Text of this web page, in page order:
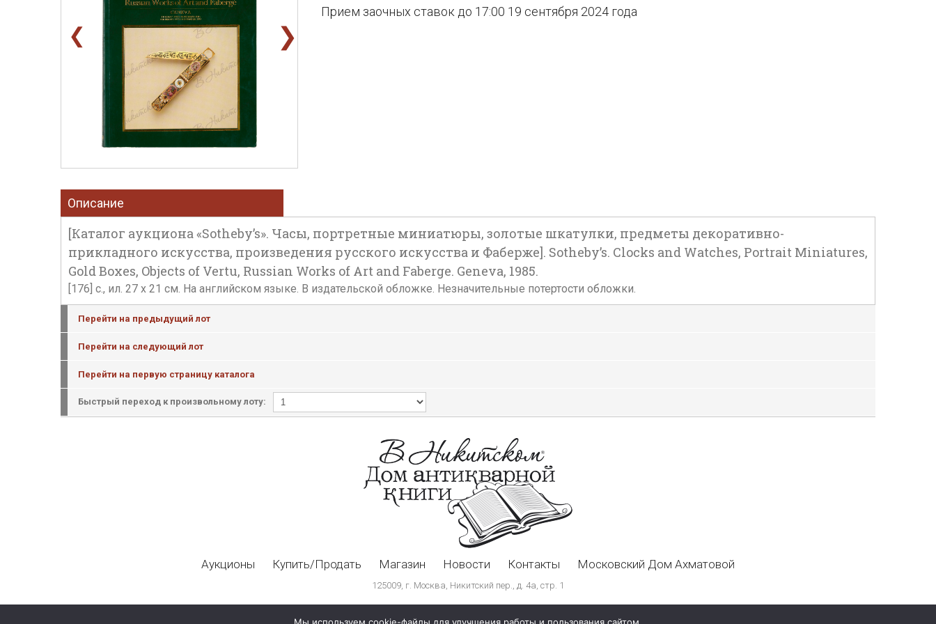
❮ ❯
Прием заочных ставок до 17:00 19 сентября 2024 года
Описание
[Каталог аукциона «Sotheby’s». Часы, портретные миниатюры, золотые шкатулки, предметы декоративно-
прикладного искусства, произведения русского искусства и Фаберже]. Sotheby’s. Clocks and Watches, Portrait Miniatures,
Gold Boxes, Objects of Vertu, Russian Works of Art and Faberge. Geneva, 1985.
[176] с., ил. 27 х 21 см. На английском языке. В издательской обложке. Незначительные потертости обложки.
Перейти на предыдущий лот
Перейти на следующий лот
Перейти на первую страницу каталога
Быстрый переход к произвольному лоту:
Аукционы Купить/Продать Магазин Новости Контакты Московский Дом Ахматовой
125009, г. Москва, Никитский пер., д. 4а, стр. 1